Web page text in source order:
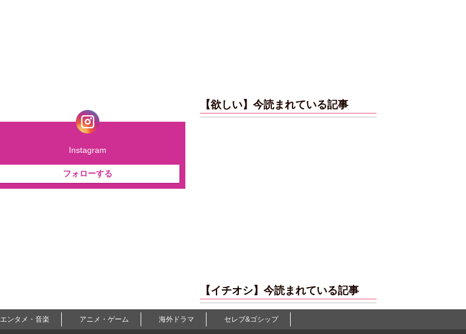
Instagram
フォローする
【欲しい】今読まれている記事
【イチオシ】今読まれている記事
エンタメ・音楽 アニメ・ゲーム 海外ドラマ セレブ&ゴシップ